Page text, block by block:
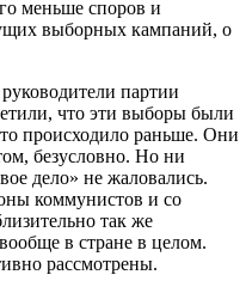
меньше споров и
выборных кампаний, о
партии
что эти выборы были
происходило раньше. Они
безусловно. Но ни
дело» не жаловались.
коммунистов и со
так же
в стране в целом.
рассмотрены.